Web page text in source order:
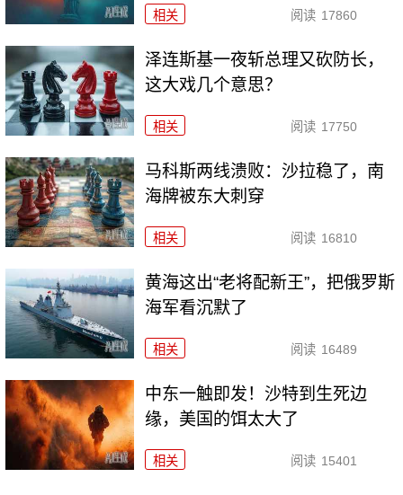
相关 阅读 17860
泽连斯基一夜斩总理又砍防长，
这大戏几个意思？
相关 阅读 17750
马科斯两线溃败：沙拉稳了，南
海牌被东大刺穿
相关 阅读 16810
黄海这出“老将配新王”，把俄罗斯
海军看沉默了
相关 阅读 16489
中东一触即发！沙特到生死边
缘，美国的饵太大了
相关 阅读 15401